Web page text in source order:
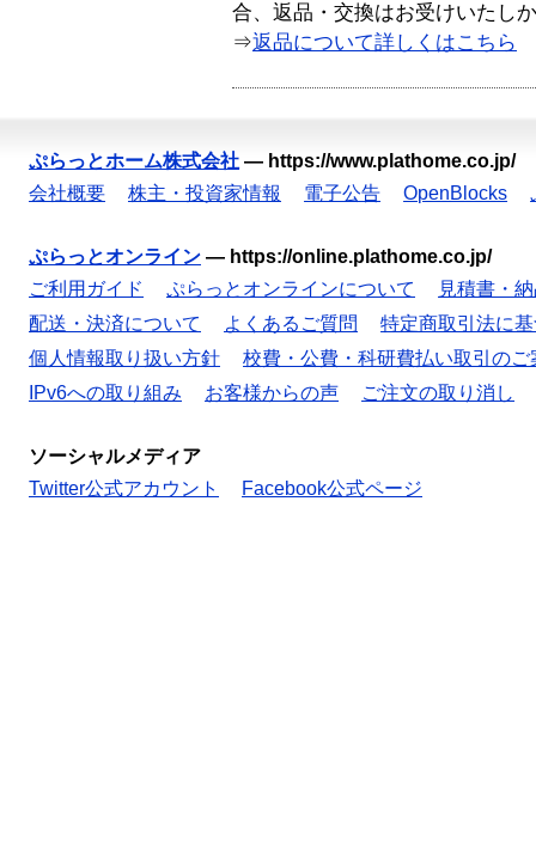
合、返品・交換はお受けいたし
⇒返品について詳しくはこちら
ぷらっとホーム株式会社 — https://www.plathome.co.jp/
会社概要
株主・投資家情報 電子公告 OpenBlocks
ぷらっとオンライン — https://online.plathome.co.jp/
ご利用ガイド
ぷらっとオンラインについて
見積書・
配送・決済について
よくあるご質問
特定商取引法に
個人情報取り扱い方針
校費・公費・科研費払い取引のご
IPv6への取り組み
お客様からの声 ご注文の取り消し
ソーシャルメディア
Twitter公式アカウント
Facebook公式ページ